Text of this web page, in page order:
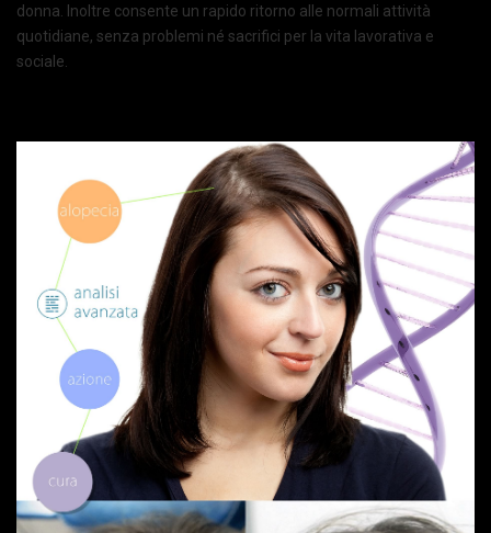
donna. Inoltre consente un rapido ritorno alle normali attività
quotidiane, senza problemi né sacrifici per la vita lavorativa e
sociale.